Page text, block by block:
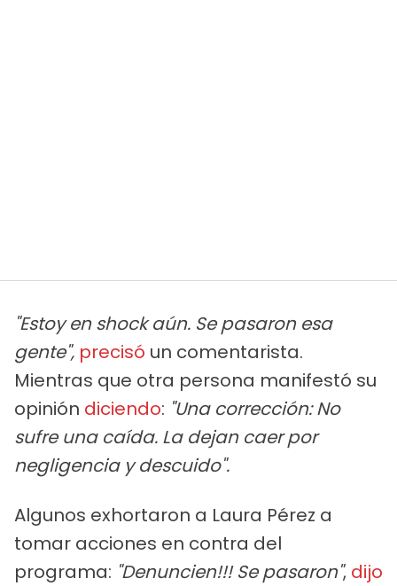
"Estoy en shock aún. Se pasaron esa
gente", precisó un comentarista.
Mientras que otra persona manifestó su
opinión diciendo: "Una corrección: No
sufre una caída. La dejan caer por
negligencia y descuido".
Algunos exhortaron a Laura Pérez a
tomar acciones en contra del
programa: "Denuncien!!! Se pasaron", dijo